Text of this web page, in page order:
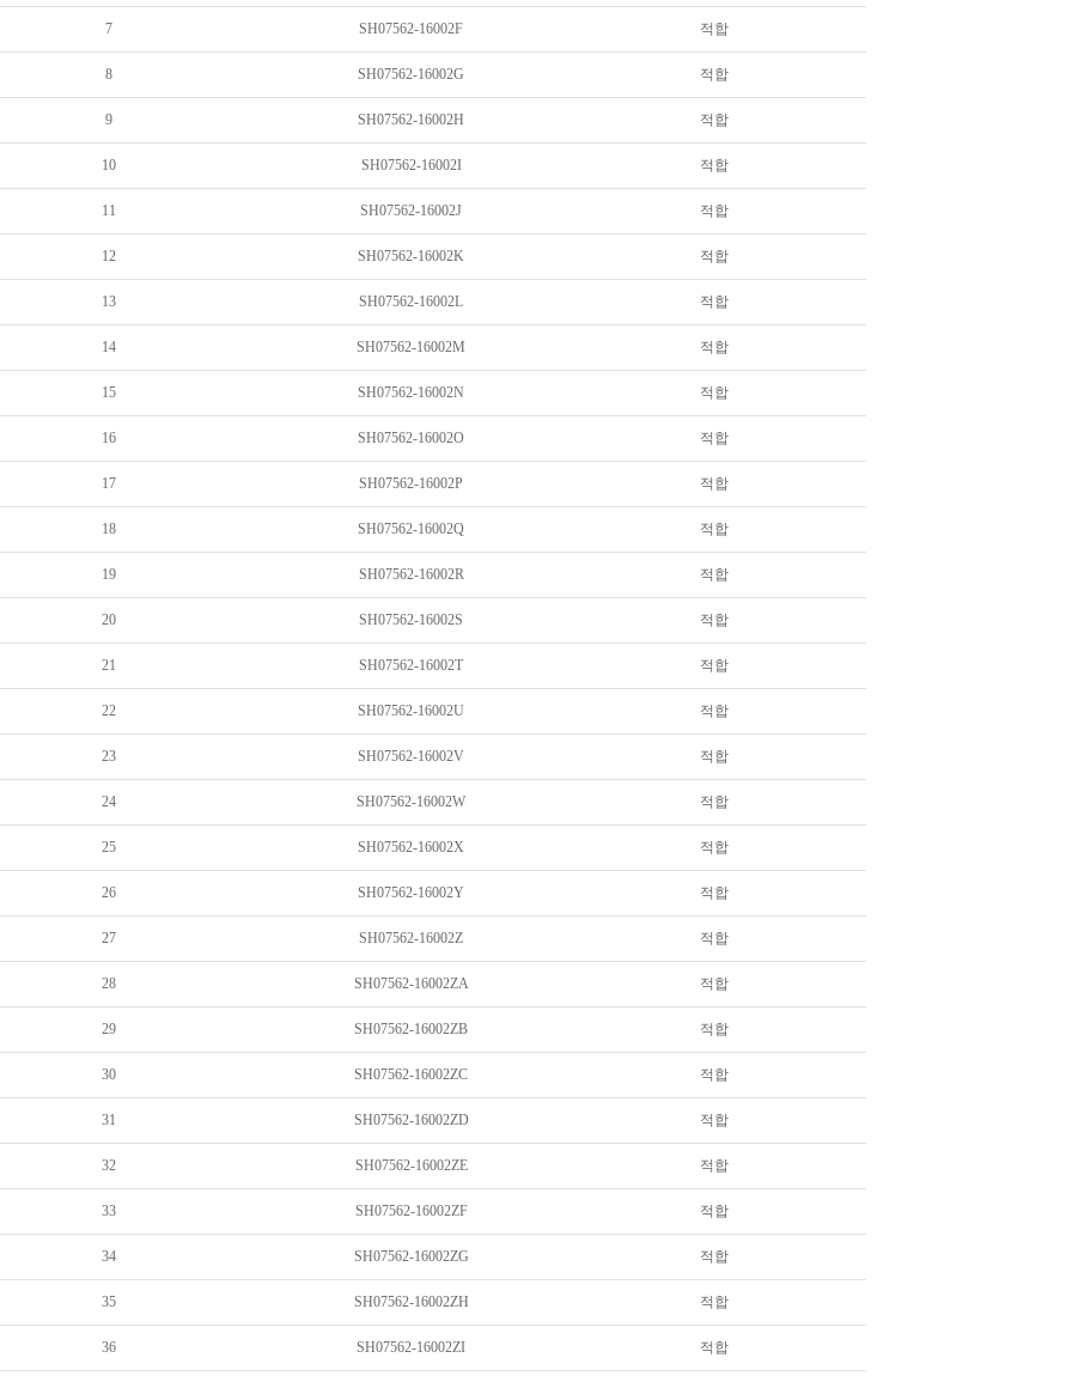
7 SH07562-16002F 적합
8 SH07562-16002G 적합
9 SH07562-16002H 적합
10 SH07562-16002I 적합
11 SH07562-16002J 적합
12 SH07562-16002K 적합
13 SH07562-16002L 적합
14 SH07562-16002M 적합
15 SH07562-16002N 적합
16 SH07562-16002O 적합
17 SH07562-16002P 적합
18 SH07562-16002Q 적합
19 SH07562-16002R 적합
20 SH07562-16002S 적합
21 SH07562-16002T 적합
22 SH07562-16002U 적합
23 SH07562-16002V 적합
24 SH07562-16002W 적합
25 SH07562-16002X 적합
26 SH07562-16002Y 적합
27 SH07562-16002Z 적합
28 SH07562-16002ZA 적합
29 SH07562-16002ZB 적합
30 SH07562-16002ZC 적합
31 SH07562-16002ZD 적합
32 SH07562-16002ZE 적합
33 SH07562-16002ZF 적합
34 SH07562-16002ZG 적합
35 SH07562-16002ZH 적합
36 SH07562-16002ZI 적합